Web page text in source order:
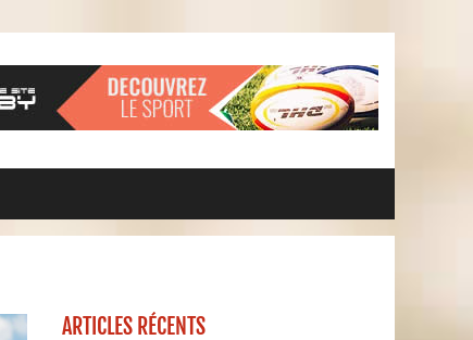
ARTICLES RÉCENTS